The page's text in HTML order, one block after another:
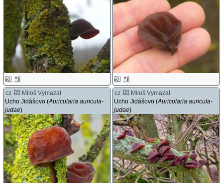
cz
Miloš Vymazal
Ucho Jidášovo (Auricularia auricula-
judae)
cz
Miloš Vymazal
Ucho Jidášovo (Auricularia auricula-
judae)